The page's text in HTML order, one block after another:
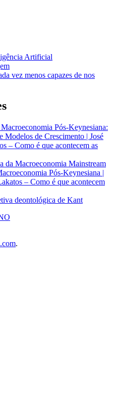
Artificial
vez menos capazes de nos
Pós-Keynesiana:
Modelos de Crescimento | José
– Como é que acontecem as
da Macroeconomia Mainstream
Pós-Keynesiana |
– Como é que acontecem
deontológica de Kant
.